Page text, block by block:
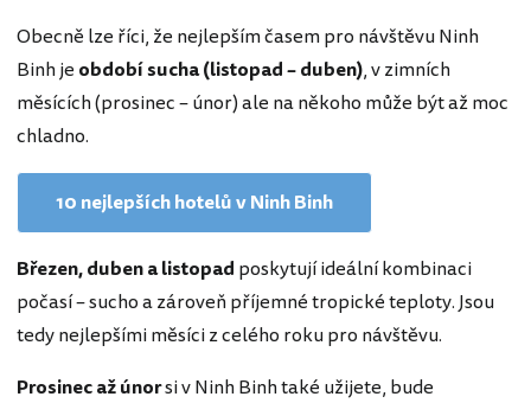
Obecně lze říci, že nejlepším časem pro návštěvu Ninh
Binh je období sucha (listopad – duben), v zimních
měsících (prosinec – únor) ale na někoho může být až moc
chladno.
10 nejlepších hotelů v Ninh Binh
Březen, duben a listopad poskytují ideální kombinaci
počasí – sucho a zároveň příjemné tropické teploty. Jsou
tedy nejlepšími měsíci z celého roku pro návštěvu.
Prosinec až únorsi v Ninh Binh také užijete, bude